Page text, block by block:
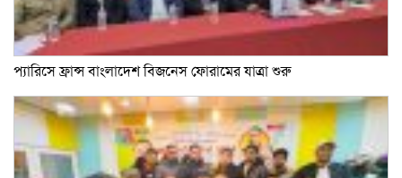
প্যারিসে ফ্রান্স বাংলাদেশ বিজনেস ফোরামের যাত্রা শুরু